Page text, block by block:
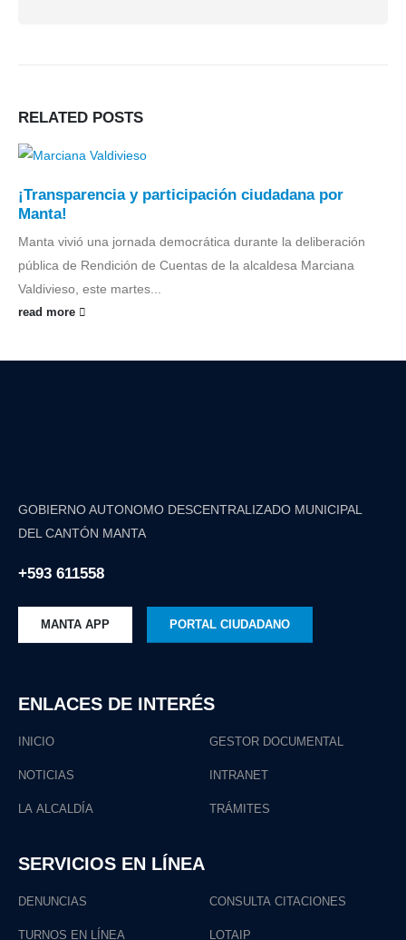
RELATED POSTS
¡Transparencia y participación ciudadana por
Manta!
Manta vivió una jornada democrática durante la deliberación
pública de Rendición de Cuentas de la alcaldesa Marciana
Valdivieso, este martes...
read more
GOBIERNO AUTONOMO DESCENTRALIZADO MUNICIPAL
DEL CANTÓN MANTA
+593 611558
MANTA APP PORTAL CIUDADANO
ENLACES DE INTERÉS
INICIO
NOTICIAS
LA ALCALDÍA
GESTOR DOCUMENTAL
INTRANET
TRÁMITES
SERVICIOS EN LÍNEA
DENUNCIAS
TURNOS EN LÍNEA
CONSULTA CITACIONES
LOTAIP